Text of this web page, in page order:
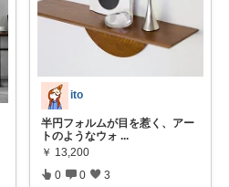
ito
半円フォルムが目を惹く、アー
トのようなウォ ...
￥ 13,200
0 0 3